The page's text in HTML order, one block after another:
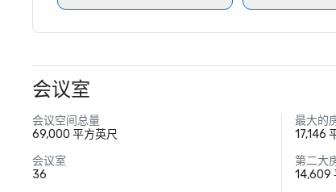
会议室
会议空间总量
69,000 平方英尺
最大的
17,146
会议室
36
第二大
14,609